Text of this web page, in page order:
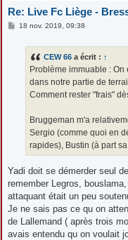
Re: Live Fc Liège -
M18 nov. 2019, 09:38
CEW 66 a écrit : ↑
Problème immuable :
dans notre partie de
Comment rester "frais"
Bruggeman m'a
Sergio (comme quoi en
rapides), Bustin (à part
Yadi doit se démerder seul
remember Legros,
attaquant était un peu
Je ne sais pas ce qu on
de Lallemand ( après trois
avais entendu qu on voulait